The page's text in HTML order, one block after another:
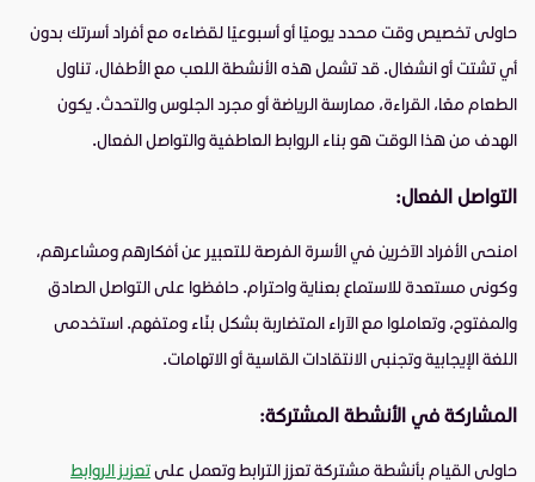
حاولى تخصيص وقت محدد يوميًا أو أسبوعيًا لقضاءه مع أفراد أسرتك بدون
أي تشتت أو انشغال. قد تشمل هذه الأنشطة اللعب مع الأطفال، تناول
الطعام معًا، القراءة، ممارسة الرياضة أو مجرد الجلوس والتحدث. يكون
الهدف من هذا الوقت هو بناء الروابط العاطفية والتواصل الفعال.
التواصل الفعال:
امنحى الأفراد الآخرين في الأسرة الفرصة للتعبير عن أفكارهم ومشاعرهم،
وكونى مستعدة للاستماع بعناية واحترام. حافظوا على التواصل الصادق
والمفتوح، وتعاملوا مع الآراء المتضاربة بشكل بنّاء ومتفهم. استخدمى
اللغة الإيجابية وتجنبى الانتقادات القاسية أو الاتهامات.
المشاركة في الأنشطة المشتركة:
حاولى القيام بأنشطة مشتركة تعزز الترابط وتعمل علىتعزيز الروابط